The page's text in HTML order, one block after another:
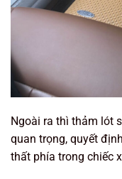
Ngoài ra thì thảm lót
quan trọng, quyết
thất phía trong chiếc